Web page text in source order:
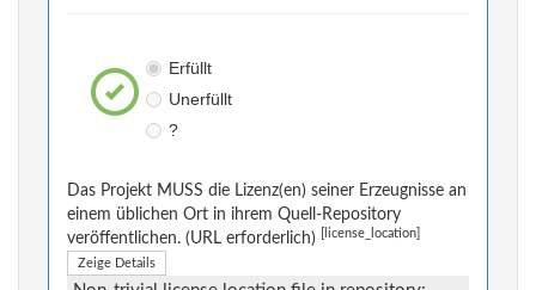
Erfüllt
Unerfüllt
?
Das Projekt MUSS die Lizenz(en) seiner Erzeugnisse an
einem üblichen Ort in ihrem Quell-Repository
veröffentlichen. (URL erforderlich)
[license_location]
Zeige Details